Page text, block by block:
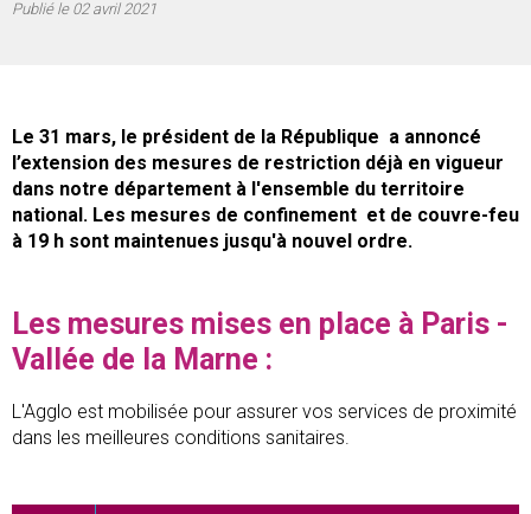
Publié le02 avril 2021
Le 31 mars, le président de la République a annoncé
l’extension des mesures de restriction déjà en vigueur
dans notre département à l'ensemble du territoire
national. Les mesures de confinement et de couvre-feu
à 19 h sont maintenues jusqu'à nouvel ordre.
Les mesures mises en place à Paris -
Vallée de la Marne :
L'Agglo est mobilisée pour assurer vos services de proximité
dans les meilleures conditions sanitaires.